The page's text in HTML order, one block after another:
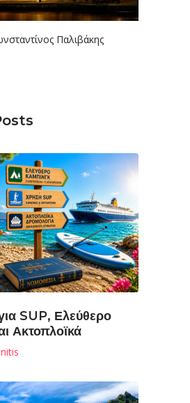
Παλιβάκης
SUP, Ελεύθερο
Ακτοπλοϊκά